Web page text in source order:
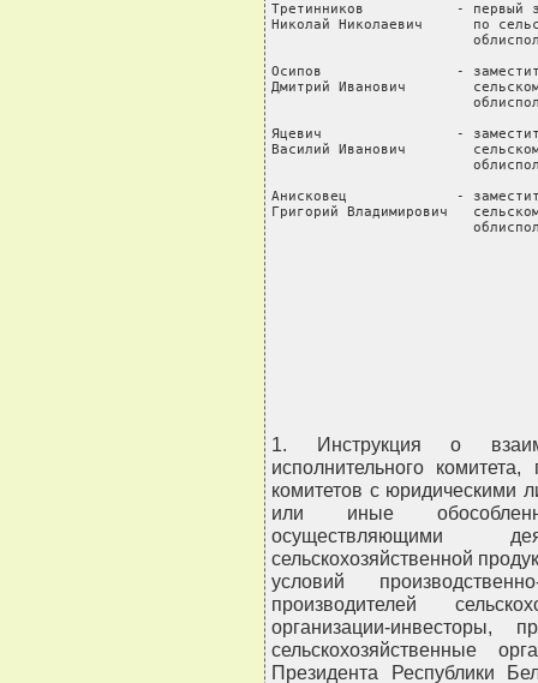
Третинников           - первый
Николай Николаевич      по
Осипов                -
Дмитрий Иванович
Яцевич                -
Василий Иванович
Анисковец             -
Григорий Владимирович
1. Инструкция о
исполнительного
комитетов с
или иные
осуществляющими
сельскохозяйственной
условий
производителей
организации-
сельскохозяйственные
Президента Республики